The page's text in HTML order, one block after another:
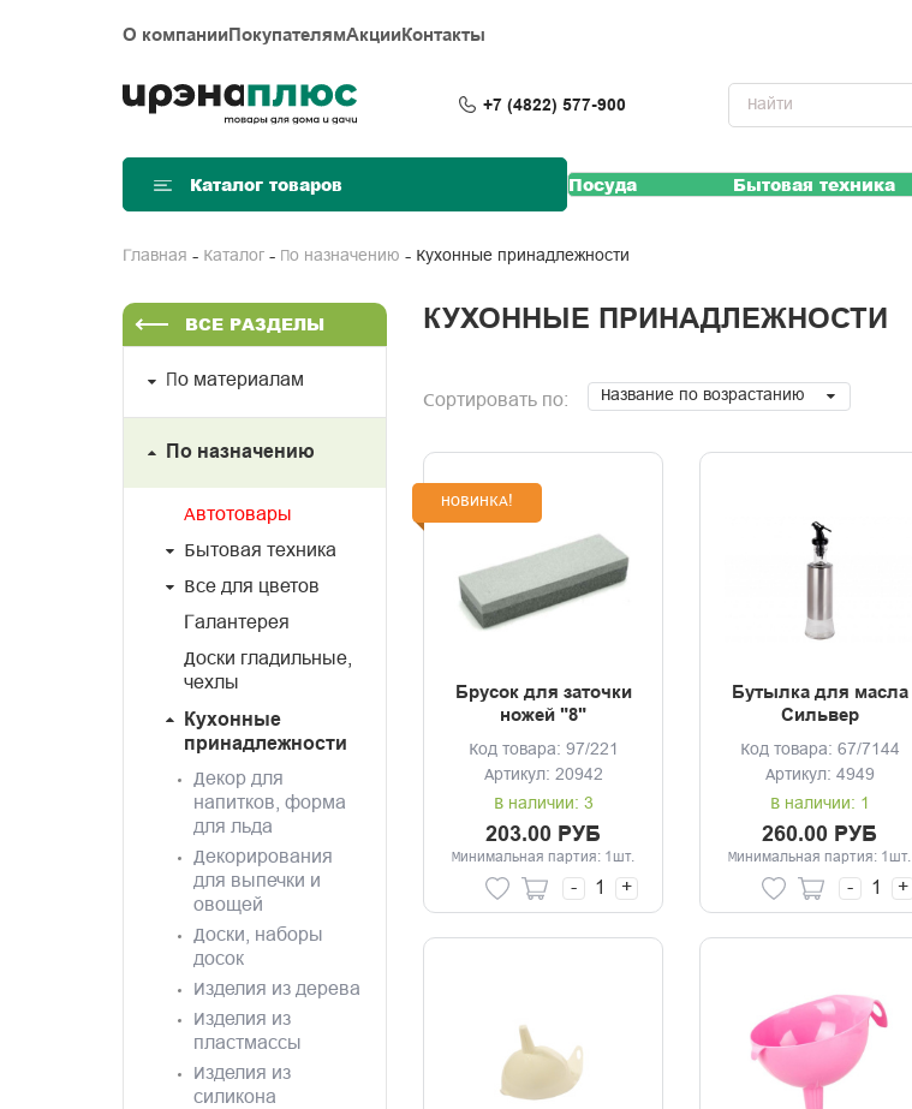
О компанииПокупателямАкцииКонтакты
+7 (4822) 577-900
Каталог товаров Посуда Бытовая техника
Главная Каталог По назначению Кухонные принадлежности
ВСЕ РАЗДЕЛЫ
По материалам
По назначению
Автотовары
Бытовая техника
Все для цветов
Галантерея
Доски гладильные,
чехлы
Кухонные
принадлежности
Декор для
напитков, форма
для льда
Декорирования
для выпечки и
овощей
Доски, наборы
досок
Изделия из дерева
Изделия из
пластмассы
Изделия из
силикона
КУХОННЫЕ ПРИНАДЛЕЖНОСТИ
Сортировать по: Название по возрастанию
НОВИНКА!
Брусок для заточки
ножей "8"
Код товара: 97/221
Артикул: 20942
В наличии: 3
203.00 РУБ
Минимальная партия: 1шт.
- +
Бутылка для масла
Сильвер
Код товара: 67/7144
Артикул: 4949
В наличии: 1
260.00 РУБ
Минимальная партия: 1шт.
- +